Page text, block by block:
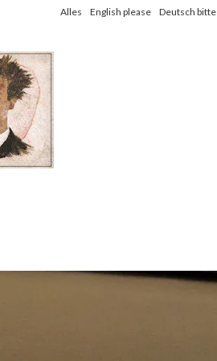
Alles English please Deutsch bitte